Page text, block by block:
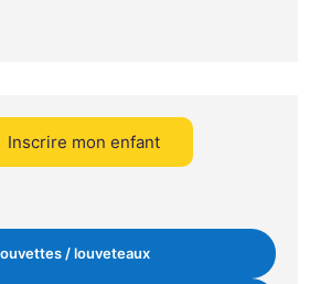
Inscrire mon enfant
/ louveteaux